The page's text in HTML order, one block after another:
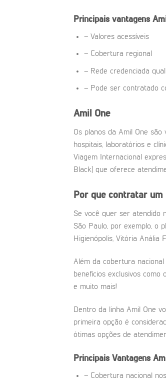
Principais vantagens
– Valores acessíveis
– Cobertura regional
– Rede credenciada
– Pode ser contratado
Amil One
Os planos da Amil One
hospitais, laboratórios e
Viagem Internacional
Black) que oferece
Por que contratar um
Se você quer ser atendido
São Paulo, por exemplo, o
Higienópolis, Vitória Anália
Além da cobertura
benefícios exclusivos como
e muito mais!
Dentro da linha Amil One
primeira opção é
ótimas opções de
Principais Vantagens
– Cobertura nacional